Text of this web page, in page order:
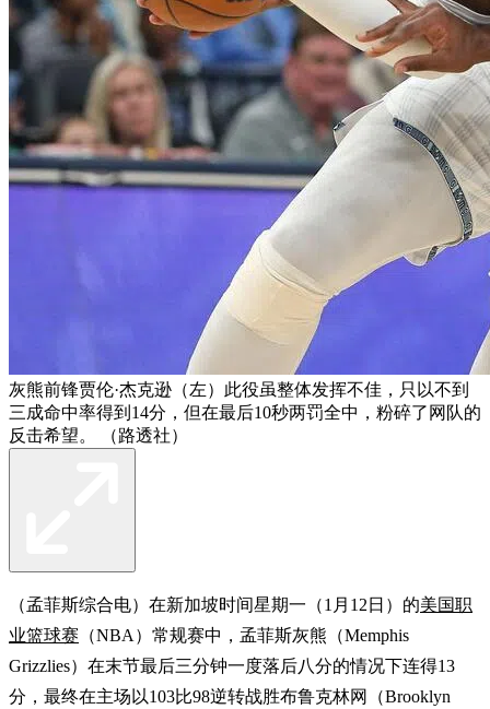
灰熊前锋贾伦·杰克逊（左）此役虽整体发挥不佳，只以不到
三成命中率得到14分，但在最后10秒两罚全中，粉碎了网队的
反击希望。 （路透社）
（孟菲斯综合电）在新加坡时间星期一（1月12日）的美国职
业篮球赛 （NBA）常规赛中，孟菲斯灰熊（Memphis
Grizzlies）在末节最后三分钟一度落后八分的情况下连得13
分，最终在主场以103比98逆转战胜布鲁克林网（Brooklyn